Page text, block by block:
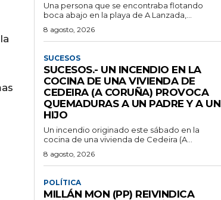
Una persona que se encontraba flotando
boca abajo en la playa de A Lanzada,...
8 agosto, 2026
SUCESOS
SUCESOS.- UN INCENDIO EN LA
COCINA DE UNA VIVIENDA DE
CEDEIRA (A CORUÑA) PROVOCA
QUEMADURAS A UN PADRE Y A UN
HIJO
Un incendio originado este sábado en la
cocina de una vivienda de Cedeira (A...
8 agosto, 2026
POLÍTICA
MILLÁN MON (PP) REIVINDICA